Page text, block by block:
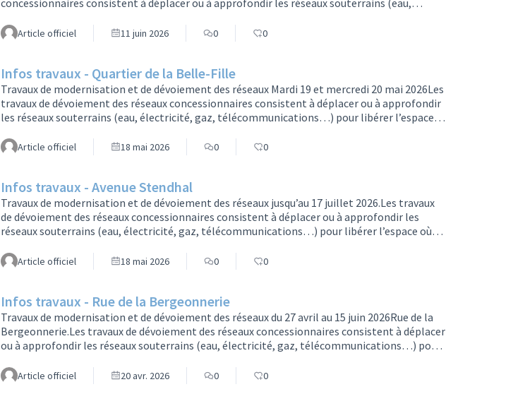
plateforme de la future ligne 2 de tramway. Les réseaux seront modernisés à cette
occasion.> Du 15 juin à octobre 2026, Avenue Mozart : Avenue Mozart, avec inter…
Article officiel 11 juin 2026 0 0
Infos travaux - Quartier de la Belle-Fille
Travaux de modernisation et de dévoiement des réseaux Mardi 19 et mercredi 20 mai 2026Les
travaux de dévoiement des réseaux concessionnaires consistent à déplacer ou à approfondir
les réseaux souterrains (eau, électricité, gaz, télécommunications…) pour libérer l’espace
modernisés à cette occasion.Dans le cadre de ces travaux, une nouvelle intervention sur le
réseau de chaleur urbain (RCU) est nécessaire. Cette o…
Article officiel 18 mai 2026 0 0
Infos travaux - Avenue Stendhal
Travaux de modernisation et de dévoiement des réseaux jusqu’au 17 juillet 2026.Les travaux
de dévoiement des réseaux concessionnaires consistent à déplacer ou à approfondir les
réseaux souterrains (eau, électricité, gaz, télécommunications…) pour libérer l’espace où
cette occasion.Phase 2 - Continuité des travaux sur l’Avenue Stendhal > jusqu’au 17 juillet
2026 : fermeture complète de la circulation sur…
Article officiel 18 mai 2026 0 0
Infos travaux - Rue de la Bergeonnerie
Travaux de modernisation et de dévoiement des réseaux du 27 avril au 15 juin 2026Rue de la
Bergeonnerie.Les travaux de dévoiement des réseaux concessionnaires consistent à déplacer
ou à approfondir les réseaux souterrains (eau, électricité, gaz, télécommunications…) pour
seront modernisés à cette occasion.Du 27 avril au 15 juin 2026La rue de la Bergeonnerie sera
fermée entre le carrefour Alouette et l’a…
Article officiel 20 avr. 2026 0 0